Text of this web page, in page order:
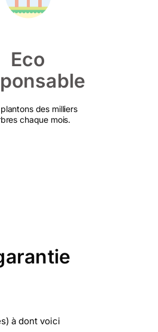
Eco
des milliers
chaque mois.
à dont voici